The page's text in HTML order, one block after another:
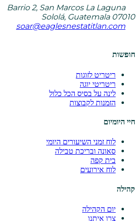
Barrio 2, San Marcos La Laguna
Sololá, Guatemala 07010
soar@eaglesnestatitlan.com
חופשות
ריטריט לזוגות
ריטריטי יוגה
לינה על בסיס הכל כלול
הזמנות לקבוצות
חיי היומיום
לוח זמני השיעורים היומי
סאונה ובריכת טבילה
בית קפה
לוח אירועים
קהילה
יום הקהילה
צרו איתנו